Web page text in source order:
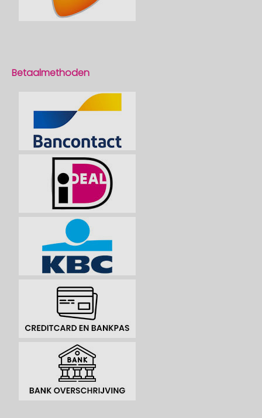
Betaalmethoden